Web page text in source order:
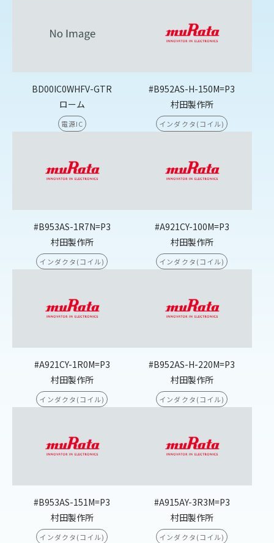
BD00IC0WHFV-GTR
ローム
電源IC
#B952AS-H-150M=P3
村田製作所
インダクタ(コイル)
#B953AS-1R7N=P3
村田製作所
インダクタ(コイル)
#A921CY-100M=P3
村田製作所
インダクタ(コイル)
#A921CY-1R0M=P3
村田製作所
インダクタ(コイル)
#B952AS-H-220M=P3
村田製作所
インダクタ(コイル)
#B953AS-151M=P3
村田製作所
インダクタ(コイル)
#A915AY-3R3M=P3
村田製作所
インダクタ(コイル)